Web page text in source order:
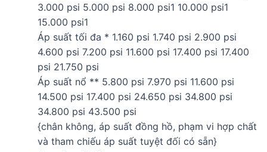
3.000 psi 5.000 psi 8.000 psi1 10.000 psi1
15.000 psi1
Áp suất tối đa * 1.160 psi 1.740 psi 2.900 psi
4.600 psi 7.200 psi 11.600 psi 17.400 psi 17.400
psi 21.750 psi
Áp suất nổ ** 5.800 psi 7.970 psi 11.600 psi
14.500 psi 17.400 psi 24.650 psi 34.800 psi
34.800 psi 43.500 psi
{chân không, áp suất đồng hồ, phạm vi hợp chất
và tham chiếu áp suất tuyệt đối có sẵn}